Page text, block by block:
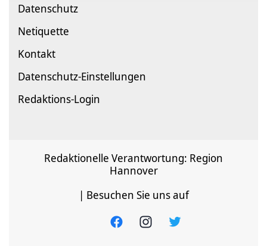
Datenschutz
Netiquette
Kontakt
Datenschutz-Einstellungen
Redaktions-Login
Redaktionelle Verantwortung: Region
Hannover
| Besuchen Sie uns auf